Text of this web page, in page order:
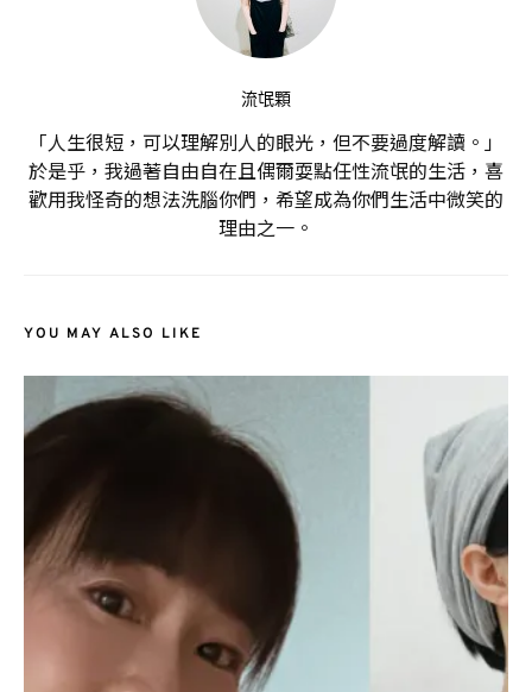
流氓顆
「人生很短，可以理解別人的眼光，但不要過度解讀。」
於是乎，我過著自由自在且偶爾耍點任性流氓的生活，喜
歡用我怪奇的想法洗腦你們，希望成為你們生活中微笑的
理由之一。
YOU MAY ALSO LIKE